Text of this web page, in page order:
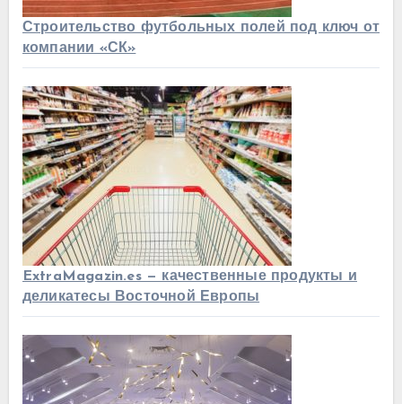
Строительство футбольных полей под ключ от
компании «СК»
ExtraMagazin.es — качественные продукты и
деликатесы Восточной Европы